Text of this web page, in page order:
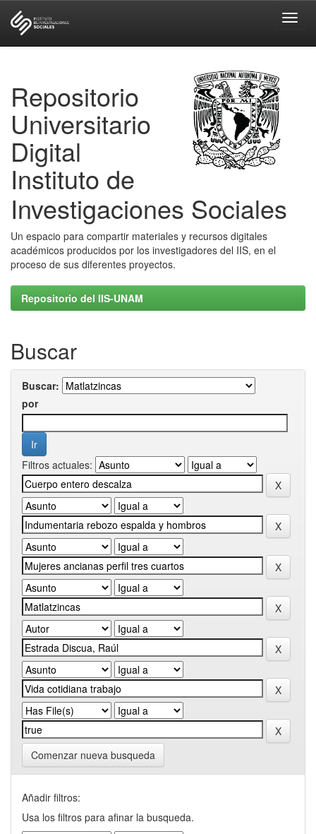
Repositorio
Universitario
Digital
Instituto de
Investigaciones Sociales
Un espacio para compartir materiales y recursos digitales
académicos producidos por los investigadores del IIS, en el
proceso de sus diferentes proyectos.
Repositorio del IIS-UNAM
Buscar
Buscar:
por
Filtros actuales:
Comenzar nueva busqueda
Añadir filtros:
Usa los filtros para afinar la busqueda.